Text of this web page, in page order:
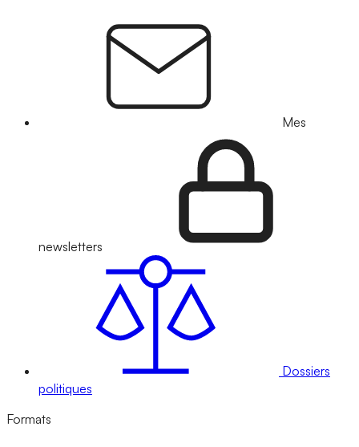
Mes
newsletters
Dossiers
politiques
Formats